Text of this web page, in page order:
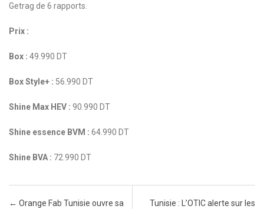
Getrag de 6 rapports.
Prix :
Box : 49.990 DT
Box Style+ : 56.990 DT
Shine Max HEV : 90.990 DT
Shine essence BVM : 64.990 DT
Shine BVA : 72.990 DT
Post navigation
← Orange Fab Tunisie ouvre sa
Tunisie : L’OTIC alerte sur les